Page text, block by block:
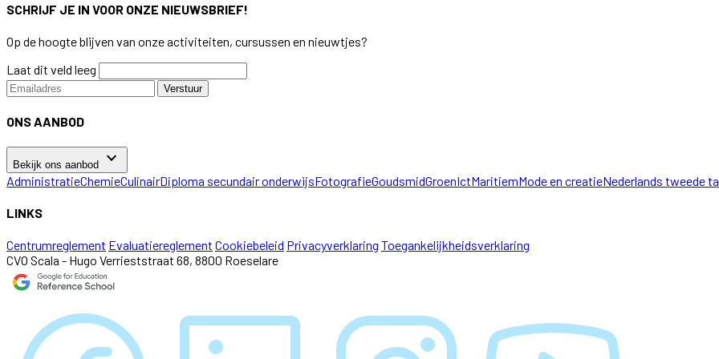
SCHRIJF JE IN VOOR ONZE NIEUWSBRIEF!
Op de hoogte blijven van onze activiteiten, cursussen en nieuwtjes?
Laat dit veld leeg
Verstuur
ONS AANBOD
Bekijk ons aanbod keyboard_arrow_down
AdministratieChemieCulinairDiploma secundair onderwijsFotografieGoudsmidGroenIctMaritiemMode en creatieNederlands tweede
LINKS
Centrumreglement Evaluatiereglement Cookiebeleid Privacyverklaring Toegankelijkheidsverklaring
CVO Scala - Hugo Verrieststraat 68, 8800 Roeselare